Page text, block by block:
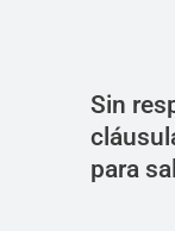
Sin
para